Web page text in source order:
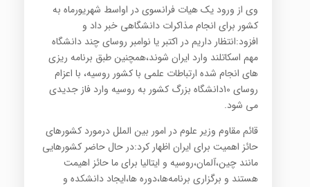
وی از ورود یک هیات فرانسوی در اواسط شهریورماه به
کشور برای انجام مذاکرات دانشگاهی خبر داد و
افزود:انتظار داریم در اکتبر یا نوامبر روسای چند دانشگاه
مهم اسکاتلند وارد ایران شوند،همچنین طبق برنامه ریزی
های انجام شده ارتباطات علمی با کشور روسیه، با اعزام
روسای 10دانشگاه بزرگ کشور به روسیه وارد فاز جدیدی
می شود.
قائم مقاوم وزیر علوم در امور بین الملل درمورد کشورهای
حائز اهمیت برای ایران اظهار کرد:در حال حاضر کشورهایی
مانند چین،آلمان،روسیه و ایتالیا برای ما حائز اهیمت
هستند و برگزاری برنامه‌ها،دوره ها،ایجاد دانشکده و